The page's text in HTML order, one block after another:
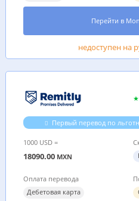
Перейти в
недоступен на
Первый перевод по
1000 USD =
18090.00 MXN
Оплата перевода
Дебетовая карта